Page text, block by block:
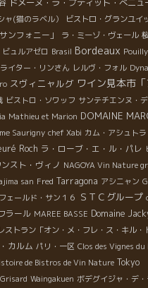
ドメーヌ・ラ・プティット・べニュ
ャ(猫のラベル） ビストロ・グランユイ
ンフォニー」 ラ・ミーゾ・ヴェール
ュルアゼロ Brasil Bordeaux
イター・リンさん レルヴ・フォル
スヴィニャルグ ワイン見本市
ビストロ・ソワッフ サンテチエンヌ・
Mathieu et Marion DOMAINE
Saurigny chef Xabi カム・アシュトラ
Roch ラ・ローブ・エ・ル・パレ
スト・ヴィノ NAGOYA Vin Nature
san Fred Tarragona アシニャン
フェールド・サン１６ ＳＴＣグループ
ラール MAREE BASSE Domaine
ストラン「オン・メ・フレ・ス・キル・
カルム パリ・一区 Clos des Vignes du
de Bistros de Vin Nature Tokyo
Waingakuen ボデグイジャ・デ